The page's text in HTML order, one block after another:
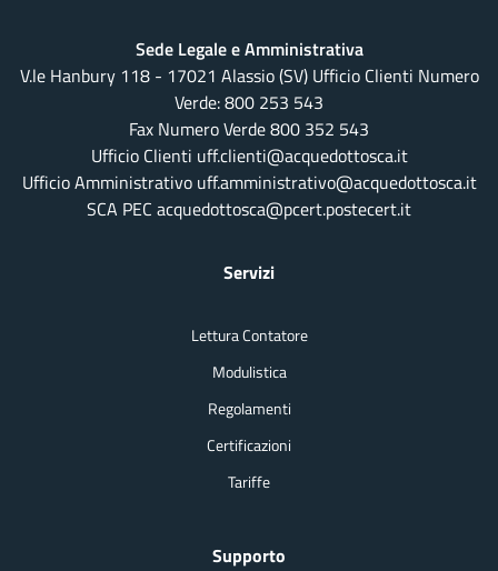
Sede Legale e Amministrativa
V.le Hanbury 118 - 17021 Alassio (SV) Ufficio Clienti Numero
Verde:800 253 543
Fax Numero Verde 800 352 543
Ufficio Clienti uff.clienti@acquedottosca.it
Ufficio Amministrativo uff.amministrativo@acquedottosca.it
SCA PEC acquedottosca@pcert.postecert.it
Servizi
Lettura Contatore
Modulistica
Regolamenti
Certificazioni
Tariffe
Supporto